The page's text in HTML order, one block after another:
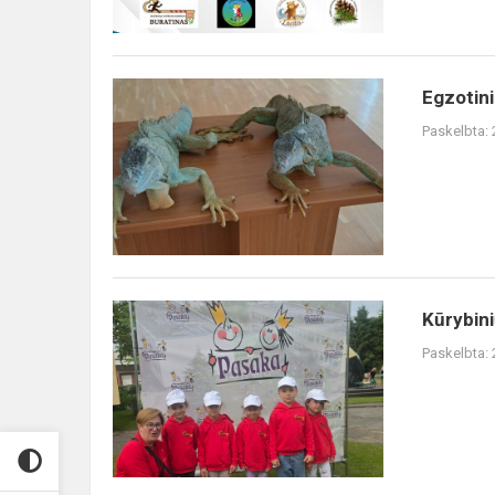
and
Inclu...
Egzotiniai
gyvūnai
Paskelbta:
Kūrybinių
patirčių
dirbtuvės
"Kas
gyvena
pievoje"
lopšelyje...
Paskelbta: